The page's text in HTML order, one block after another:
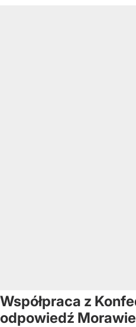
Współpraca z
odpowiedź